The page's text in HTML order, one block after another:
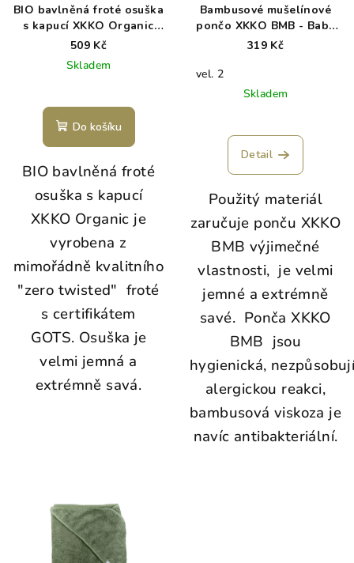
BIO bavlněná froté osuška
s kapucí XKKO Organic
90x90 - Baby Blue Stars
509 Kč
Skladem
Do košíku
BIO bavlněná froté
osuška s kapucí
XKKO Organic je
vyrobena z
mimořádně kvalitního
"zero twisted" froté
s certifikátem
GOTS. Osuška je
velmi jemná a
extrémně savá.
Bambusové mušelínové
pončo XKKO BMB - Baby
Blue
319 Kč
vel. 2
Skladem
Detail
Použitý materiál
zaručuje ponču XKKO
BMB výjimečné
vlastnosti, je velmi
jemné a extrémně
savé. Ponča XKKO
BMB jsou
hygienická,
alergickou reakci,
bambusová viskoza je
navíc antibakteriální.